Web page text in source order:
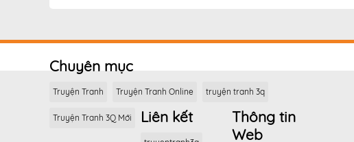
Chuyên mục
Truyện Tranh Truyện Tranh Online truyện tranh 3q
Truyện Tranh 3Q Mới Liên kết
Thông tin
Web